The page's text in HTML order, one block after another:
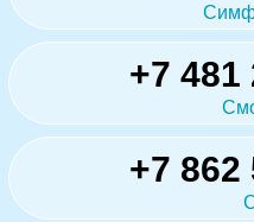
+7 481
+7 862